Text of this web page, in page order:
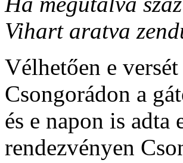
Vihart aratva
Vélhetően e
Csongorádon a
és e napon is adta
rendezvényen